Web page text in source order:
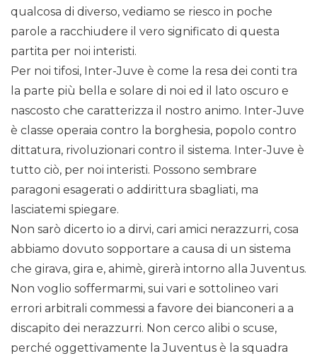
qualcosa di diverso, vediamo se riesco in poche
parole a racchiudere il vero significato di questa
partita per noi interisti.
Per noi tifosi, Inter-Juve è come la resa dei conti tra
la parte più bella e solare di noi ed il lato oscuro e
nascosto che caratterizza il nostro animo. Inter-Juve
è classe operaia contro la borghesia, popolo contro
dittatura, rivoluzionari contro il sistema. Inter-Juve è
tutto ciò, per noi interisti. Possono sembrare
paragoni esagerati o addirittura sbagliati, ma
lasciatemi spiegare.
Non sarò dicerto io a dirvi, cari amici nerazzurri, cosa
abbiamo dovuto sopportare a causa di un sistema
che girava, gira e, ahimè, girerà intorno alla Juventus.
Non voglio soffermarmi, sui vari e sottolineo vari
errori arbitrali commessi a favore dei bianconeri a a
discapito dei nerazzurri. Non cerco alibi o scuse,
perché oggettivamente la Juventus è la squadra